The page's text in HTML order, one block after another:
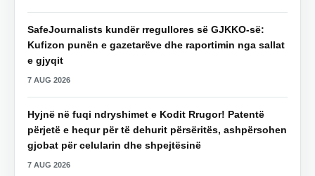
SafeJournalists kundër rregullores së GJKKO-së:
Kufizon punën e gazetarëve dhe raportimin nga sallat
e gjyqit
7 AUG 2026
Hyjnë në fuqi ndryshimet e Kodit Rrugor! Patentë
përjetë e hequr për të dehurit përsëritës, ashpërsohen
gjobat për celularin dhe shpejtësinë
7 AUG 2026